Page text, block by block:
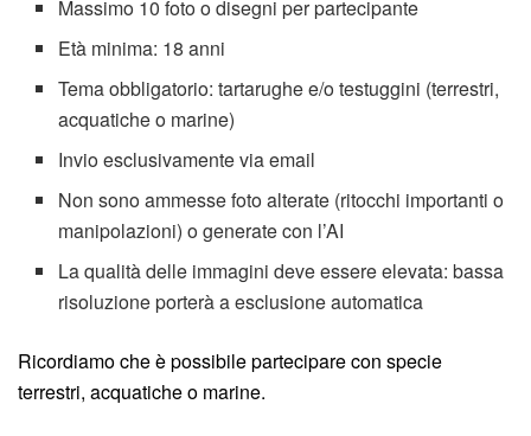
Massimo 10 foto o disegni per partecipante
Età minima: 18 anni
Tema obbligatorio: tartarughe e/o testuggini (terrestri,
acquatiche o marine)
Invio esclusivamente via email
Non sono ammesse foto alterate (ritocchi importanti o
manipolazioni) o generate con l’AI
La qualità delle immagini deve essere elevata: bassa
risoluzione porterà a esclusione automatica
Ricordiamo che è possibile partecipare con specie
terrestri, acquatiche o marine.